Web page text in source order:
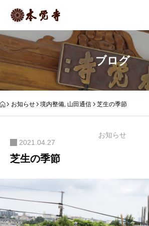
ブログ
お知らせ 境内整備, 山田通信 芝生の季節
お知らせ
2021.04.27
芝生の季節